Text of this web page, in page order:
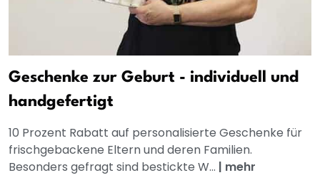
Geschenke zur Geburt - individuell und
handgefertigt
10 Prozent Rabatt auf personalisierte Geschenke für
frischgebackene Eltern und deren Familien.
Besonders gefragt sind bestickte W... | mehr